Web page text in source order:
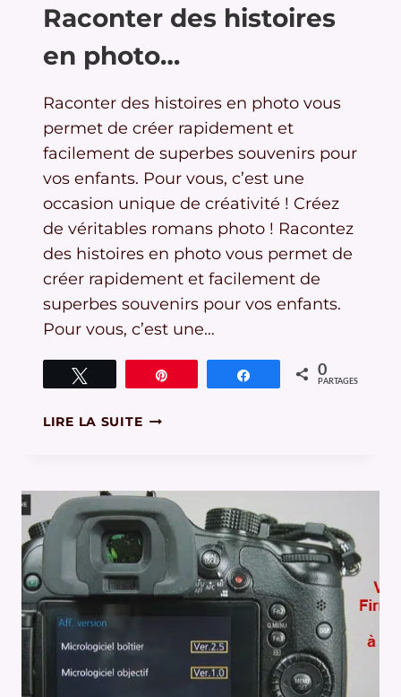
Raconter des histoires
en photo…
Raconter des histoires en photo vous
permet de créer rapidement et
facilement de superbes souvenirs pour
vos enfants. Pour vous, c’est une
occasion unique de créativité ! Créez
de véritables romans photo ! Racontez
des histoires en photo vous permet de
créer rapidement et facilement de
superbes souvenirs pour vos enfants.
Pour vous, c’est une…
Partagez 0
PARTAGES
LIRE LA SUITERACONTER
PHOTO…